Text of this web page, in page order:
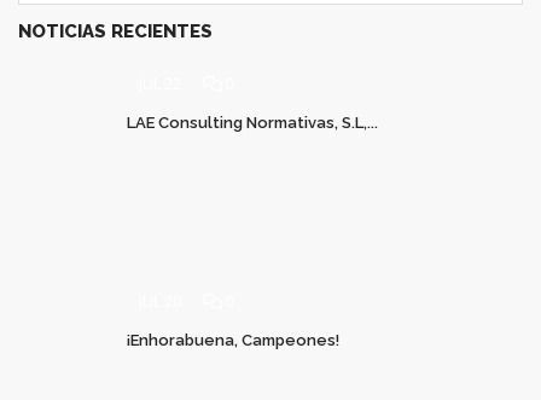
NOTICIAS RECIENTES
LAE Consulting Normativas, S.L,...
¡Enhorabuena, Campeones!